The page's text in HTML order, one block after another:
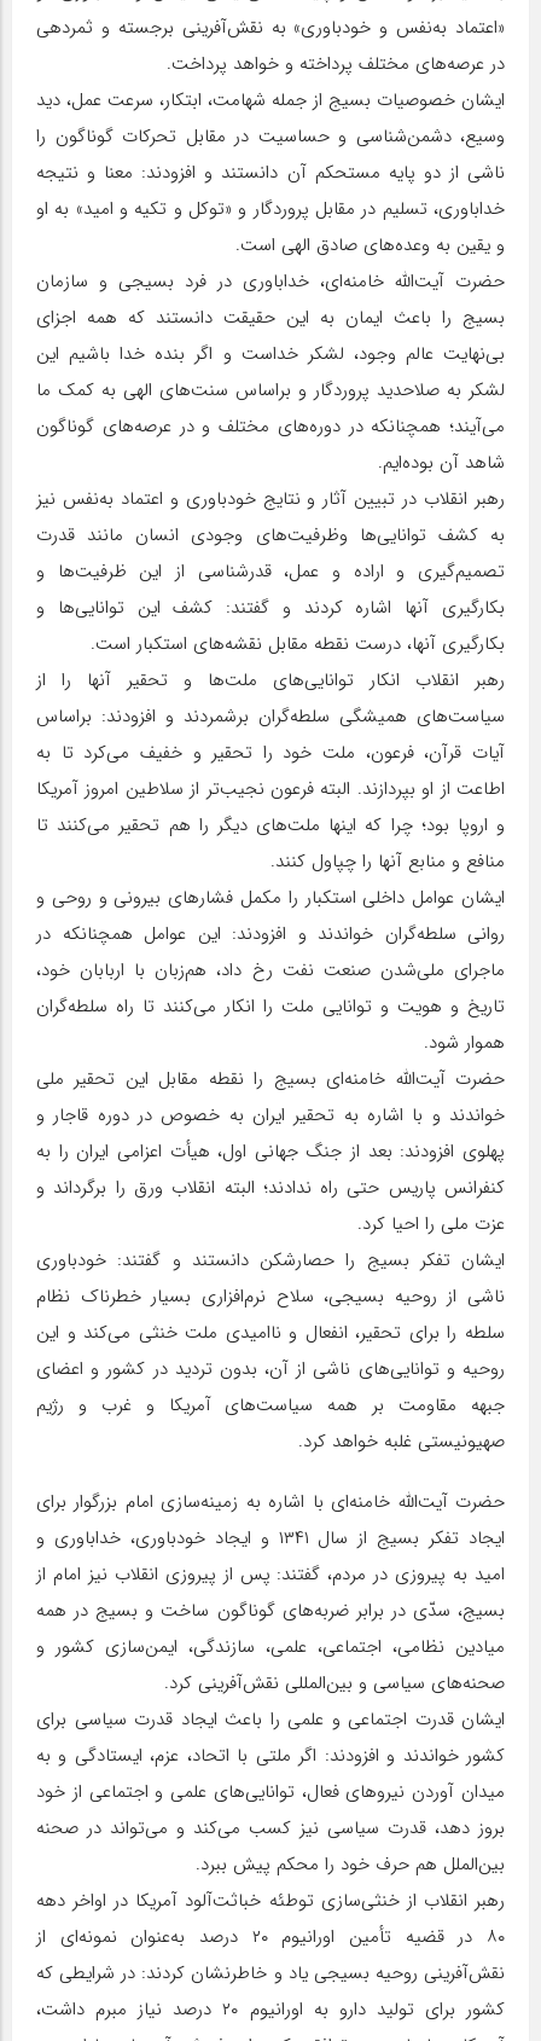
«اعتماد به‌نفس و خودباوری» به نقش‌آفرینی برجسته و ثمردهی
در عرصه‌های مختلف پرداخته و خواهد پرداخت.
ایشان خصوصیات بسیج از جمله شهامت، ابتکار، سرعت عمل، دید
وسیع، دشمن‌شناسی و حساسیت در مقابل تحرکات گوناگون را
ناشی از دو پایه مستحکم آن دانستند و افزودند: معنا و نتیجه
خداباوری، تسلیم در مقابل پروردگار و «توکل و تکیه و امید» به او
و یقین به وعده‌های صادق الهی است.
حضرت آیت‌الله خامنه‌ای، خداباوری در فرد بسیجی و سازمان
بسیج را باعث ایمان به این حقیقت دانستند که همه اجزای
بی‌نهایت عالم وجود، لشکر خداست و اگر بنده خدا باشیم این
لشکر به صلاحدید پروردگار و براساس سنت‌های الهی به کمک ما
می‌آیند؛ همچنانکه در دوره‌های مختلف و در عرصه‌های گوناگون
شاهد آن بوده‌ایم.
رهبر انقلاب در تبیین آثار و نتایج خودباوری و اعتماد به‌نفس نیز
به کشف توانایی‌ها وظرفیت‌های وجودی انسان مانند قدرت
تصمیم‌گیری و اراده و عمل، قدرشناسی از این ظرفیت‌ها و
بکارگیری آنها اشاره کردند و گفتند: کشف این توانایی‌ها و
بکارگیری آنها، درست نقطه مقابل نقشه‌های استکبار است.
رهبر انقلاب انکار توانایی‌های ملت‌ها و تحقیر آنها را از
سیاست‌های همیشگی سلطه‌گران برشمردند و افزودند: براساس
آیات قرآن، فرعون، ملت خود را تحقیر و خفیف می‌کرد تا به
اطاعت از او بپردازند. البته فرعون نجیب‌تر از سلاطین امروز آمریکا
و اروپا بود؛ چرا که اینها ملت‌های دیگر را هم تحقیر می‌کنند تا
منافع و منابع آنها را چپاول کنند.
ایشان عوامل داخلی استکبار را مکمل فشارهای بیرونی و روحی و
روانی سلطه‌گران خواندند و افزودند: این عوامل همچنانکه در
ماجرای ملی‌شدن صنعت نفت رخ داد، هم‌زبان با اربابان خود،
تاریخ و هویت و توانایی ملت را انکار می‌کنند تا راه سلطه‌گران
هموار شود.
حضرت آیت‌الله خامنه‌ای بسیج را نقطه مقابل این تحقیر ملی
خواندند و با اشاره به تحقیر ایران به خصوص در دوره قاجار و
پهلوی افزودند: بعد از جنگ جهانی اول، هیأت اعزامی ایران را به
کنفرانس پاریس حتی راه ندادند؛ البته انقلاب ورق را برگرداند و
عزت ملی را احیا کرد.
ایشان تفکر بسیج را حصارشکن دانستند و گفتند: خودباوری
ناشی از روحیه بسیجی، سلاح نرم‌افزاری بسیار خطرناک نظام
سلطه را برای تحقیر، انفعال و ناامیدی ملت خنثی می‌کند و این
روحیه و توانایی‌های ناشی از آن، بدون تردید در کشور و اعضای
جبهه مقاومت بر همه سیاست‌های آمریکا و غرب و رژیم
صهیونیستی غلبه خواهد کرد.
حضرت آیت‌الله خامنه‌ای با اشاره به زمینه‌سازی امام بزرگوار برای
ایجاد تفکر بسیج از سال ۱۳۴۱ و ایجاد خودباوری، خداباوری و
امید به پیروزی در مردم، گفتند: پس از پیروزی انقلاب نیز امام از
بسیج، سدّی در برابر ضربه‌های گوناگون ساخت و بسیج در همه
میادین نظامی، اجتماعی، علمی، سازندگی، ایمن‌سازی کشور و
صحنه‌های سیاسی و بین‌المللی نقش‌آفرینی کرد.
ایشان قدرت اجتماعی و علمی را باعث ایجاد قدرت سیاسی برای
کشور خواندند و افزودند: اگر ملتی با اتحاد، عزم، ایستادگی و به
میدان آوردن نیروهای فعال، توانایی‌های علمی و اجتماعی از خود
بروز دهد، قدرت سیاسی نیز کسب می‌کند و می‌تواند در صحنه
بین‌الملل هم حرف خود را محکم پیش ببرد.
رهبر انقلاب از خنثی‌سازی توطئه خباثت‌آلود آمریکا در اواخر دهه
۸۰ در قضیه تأمین اورانیوم ۲۰ درصد به‌عنوان نمونه‌ای از
نقش‌آفرینی روحیه بسیجی یاد و خاطرنشان کردند: در شرایطی که
کشور برای تولید دارو به اورانیوم ۲۰ درصد نیاز مبرم داشت،